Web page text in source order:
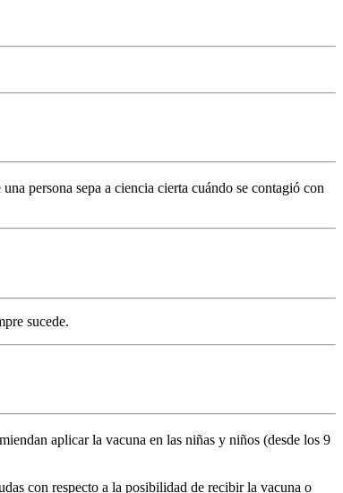
persona sepa a ciencia cierta cuándo se contagió con
sucede.
aplicar la vacuna en las niñas y niños (desde los 9
con respecto a la posibilidad de recibir la vacuna o